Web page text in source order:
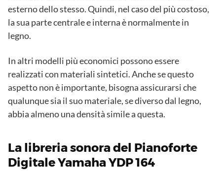
esterno dello stesso. Quindi, nel caso del più costoso,
la sua parte centrale e interna è normalmente in
legno.
In altri modelli più economici possono essere
realizzati con materiali sintetici. Anche se questo
aspetto non è importante, bisogna assicurarsi che
qualunque sia il suo materiale, se diverso dal legno,
abbia almeno una densità simile a questa.
La libreria sonora del Pianoforte
Digitale Yamaha YDP 164